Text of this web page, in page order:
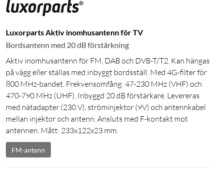
Luxorparts Aktiv inomhusantenn för TV
Bordsantenn med 20 dB förstärkning
Aktiv inomhusantenn för FM, DAB och DVB-T/T2. Kan hängas
på vägg eller ställas med inbyggt bordsställ. Med 4G-filter för
800 MHz-bandet. Frekvensomfång: 47-230 MHz (VHF) och
470-790 MHz (UHF). Inbyggd 20 dB förstärkare. Levereras
med nätadapter (230 V), ströminjektor (9V) och antennkabel
mellan injektor och antenn. Ansluts med F-kontakt mot
antennen. Mått: 233x122x23 mm.
FM-antenn